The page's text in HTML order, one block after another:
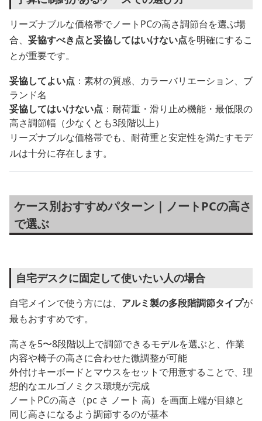
リーズナブルな価格帯でノートPCの高さ調節台を選ぶ場
合、 妥協すべき点と妥協してはいけない点を明確にするこ
とが重要です。
妥協してよい点 ：素材の質感、カラーバリエーション、ブ
ランド名
妥協してはいけない点 ：耐荷重・滑り止め機能・最低限の
高さ調節幅（少なくとも3段階以上）
リーズナブルな価格帯でも、耐荷重と安定性を満たすモデ
ルは十分に存在します。
ケース別おすすめパターン｜ノートPCの高さ
で選ぶ
自宅デスクに固定して使いたい人の場合
自宅メインで使う方には、 アルミ製の多段階調節タイプが
最もおすすめです。
高さを5〜8段階以上で調節できるモデルを選ぶと、作業
内容や椅子の高さに合わせた微調整が可能
外付けキーボードとマウスをセットで用意することで、理
想的なエルゴノミクス環境が完成
ノートPCの高さ（pc さ ノート 高）を画面上端が目線と
同じ高さになるよう調節するのが基本